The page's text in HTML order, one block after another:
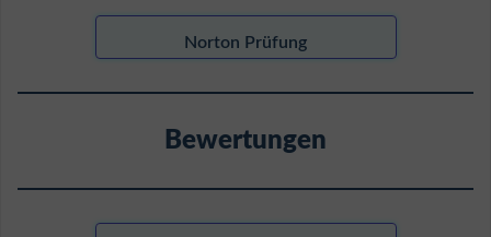
Norton Prüfung
Bewertungen